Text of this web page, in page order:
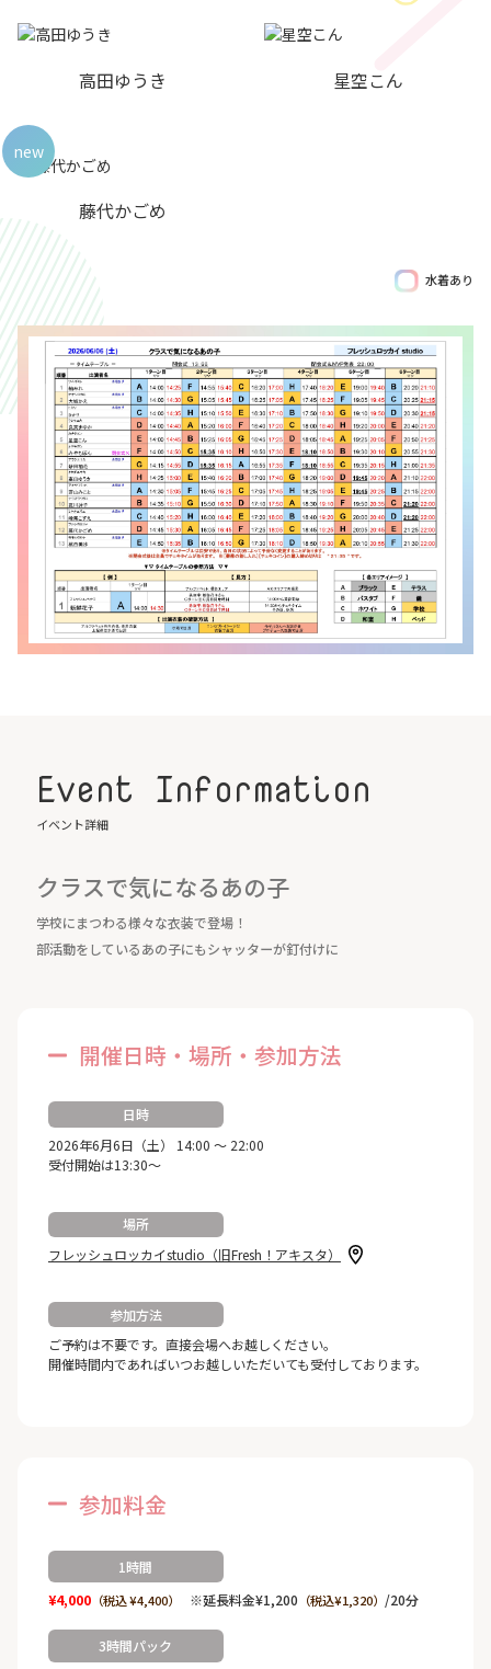
高田ゆうき 星空こん
藤代かごめ
new
水着あり
Event Information
イベント詳細
クラスで気になるあの子
学校にまつわる様々な衣装で登場！
部活動をしているあの子にもシャッターが釘付けに
開催日時・場所・参加方法
日時
2026年6月6日（土） 14:00 ～ 22:00
受付開始は13:30～
場所
フレッシュロッカイstudio（旧Fresh！アキスタ）
参加方法
ご予約は不要です。直接会場へお越しください。
開催時間内であればいつお越しいただいても受付しております。
参加料金
1時間
¥4,000（税込 ¥4,400） ※延長料金¥1,200 （税込¥1,320） /20分
3時間パック